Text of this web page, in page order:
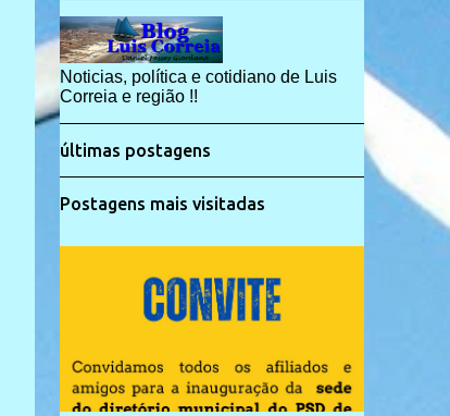
Noticias, política e cotidiano de Luis
Correia e região !!
últimas postagens
Postagens mais visitadas